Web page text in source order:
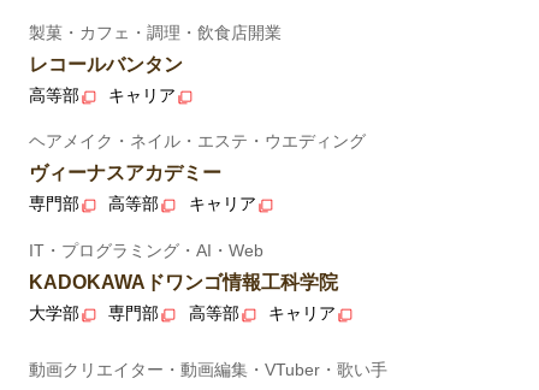
製菓・カフェ・調理・飲食店開業
レコールバンタン
高等部 キャリア
ヘアメイク・ネイル・エステ・ウエディング
ヴィーナスアカデミー
専門部 高等部 キャリア
IT・プログラミング・AI・Web
KADOKAWAドワンゴ情報工科学院
大学部 専門部 高等部 キャリア
動画クリエイター・動画編集・VTuber・歌い手